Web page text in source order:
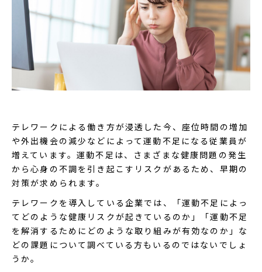
イベント・セミナー
テレワークによる働き方が浸透した今、座位時間の増加
や外出機会の減少などによって運動不足になる従業員が
増えています。運動不足は、さまざまな健康問題の発生
から心身の不調を引き起こすリスクがあるため、早期の
対策が求められます。
テレワークを導入している企業では、「運動不足によっ
てどのような健康リスクが起きているのか」「運動不足
を解消するためにどのような取り組みが有効なのか」な
どの課題について調べている方もいるのではないでしょ
うか。